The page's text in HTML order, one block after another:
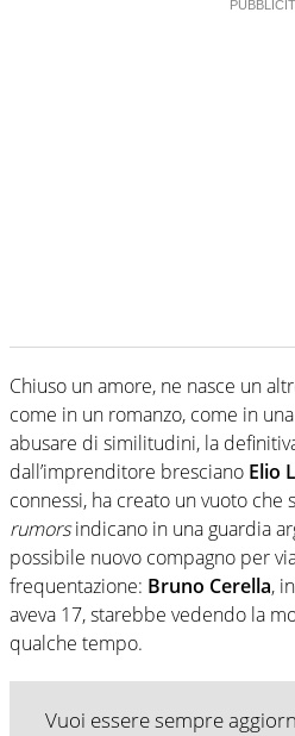
Chiuso un amore, ne nasce un
come in un romanzo, come in
abusare di similitudini, la
dall’imprenditore bresciano Elio
connessi, ha creato un vuoto che
rumorsindicano in una guardia
possibile nuovo compagno per
frequentazione: Bruno Cerella,
aveva 17, starebbe vedendo la
qualche tempo.
Vuoi essere sempre